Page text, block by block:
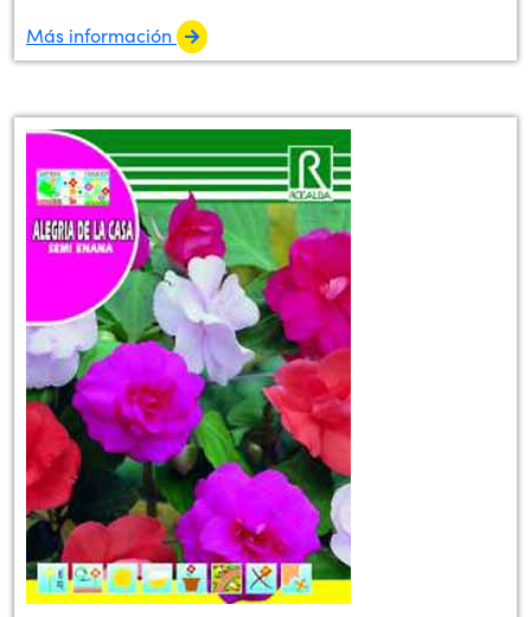
Más información